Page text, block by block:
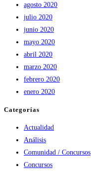
agosto 2020
julio 2020
junio 2020
mayo 2020
abril 2020
marzo 2020
febrero 2020
enero 2020
Categorías
Actualidad
Análisis
Comunidad / Concursos
Concursos